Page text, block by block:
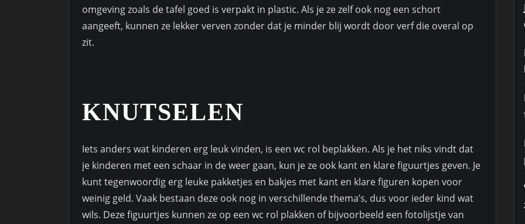
omgeving zoals de tafel goed is verpakt in plastic. Als je ze zelf ook nog een schort
aangeeft, kunnen ze lekker verven zonder dat je minder blij wordt door verf die overal op
zit.
KNUTSELEN
Iets anders wat kinderen erg leuk vinden, is een wc rol beplakken. Als je het niks vindt dat
je kinderen met een schaar in de weer gaan, kun je ze ook kant en klare figuurtjes geven. Je
kunt tegenwoordig erg leuke pakketjes en bakjes met kant en klare figuren kopen voor
weinig geld. Vaak bestaan deze ook nog in verschillende thema’s, dus voor ieder kind wat
wils. Deze figuurtjes kunnen ze op een wc rol plakken of bijvoorbeeld een fotolijstje van